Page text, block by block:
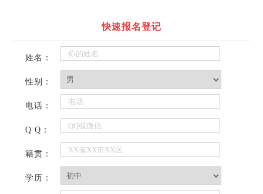
快速报名登记
姓名：
性别：
电话：
Q Q：
籍贯：
学历：